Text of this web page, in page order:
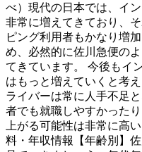
べ）現代の日本では、イ
非常に増えてきており、
ピング利用者もかなり増
め、必然的に佐川急便の
てきています。 今後もイ
はもっと増えていくと考
ライバーは常に人手不足
者でも就職しやすかった
上がる可能性は非常に高
料・年収情報【年齢別】